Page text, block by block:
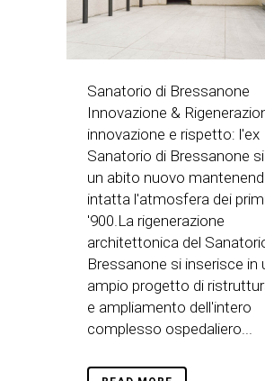
Sanatorio di Bressanone
Innovazione &
innovazione e rispetto: l'ex
Sanatorio di Bressanone
un abito nuovo
intatta l'atmosfera dei
'900.La rigenerazione
architettonica del
Bressanone si inserisce in
ampio progetto di
e ampliamento dell'intero
complesso ospedaliero...